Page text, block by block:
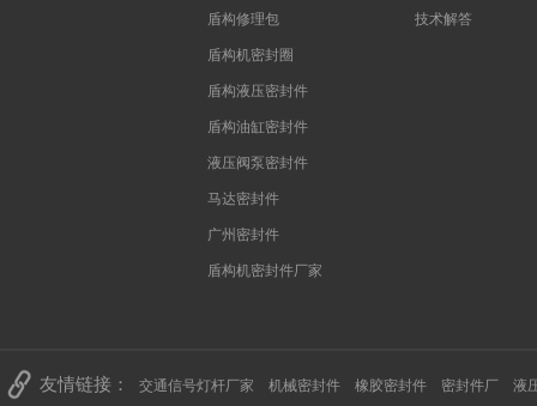
盾构修理包
盾构机密封圈
盾构液压密封件
盾构油缸密封件
液压阀泵密封件
马达密封件
广州密封件
盾构机密封件厂家
技术解答
友情链接： 交通信号灯杆厂家 机械密封件 橡胶密封件 密封件厂 液